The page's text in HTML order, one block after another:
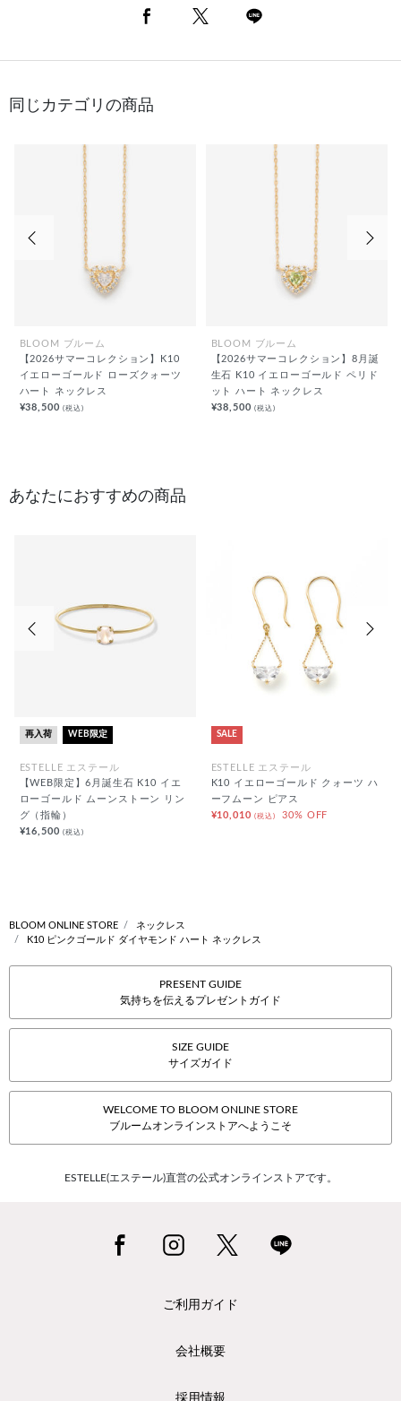
同じカテゴリの商品
BLOOM ブルーム
【2026サマーコレクション】K10
イエローゴールド ローズクォーツ
ハート ネックレス
¥38,500(税込)
BLOOM ブルーム
【2026サマーコレクション】8月誕
生石 K10 イエローゴールド ペリド
ット ハート ネックレス
¥38,500(税込)
あなたにおすすめの商品
再入荷 WEB限定
ESTELLE エステール
【WEB限定】6月誕生石 K10 イエ
ローゴールド ムーンストーン リン
グ（指輪）
¥16,500(税込)
SALE
ESTELLE エステール
K10 イエローゴールド クォーツ ハ
ーフムーン ピアス
¥10,010(税込) 30% OFF
前の画像
BLOOM ONLINE STORE
ネックレス
K10 ピンクゴールド ダイヤモンド ハート ネックレス
PRESENT GUIDE
気持ちを伝えるプレゼントガイド
SIZE GUIDE
サイズガイド
WELCOME TO BLOOM ONLINE STORE
ブルームオンラインストアへようこそ
ESTELLE(エステール)直営の公式オンラインストアです。
ご利用ガイド
会社概要
採用情報